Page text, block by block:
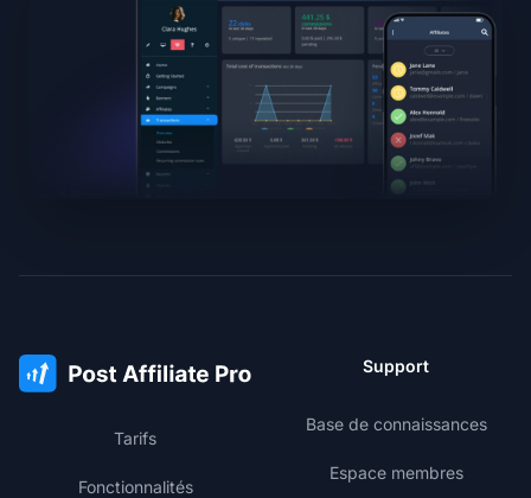
Tarifs
Fonctionnalités
Support
Base de connaissances
Espace membres